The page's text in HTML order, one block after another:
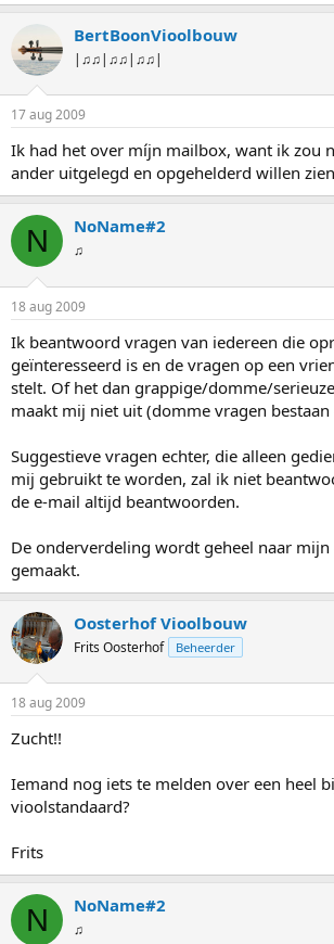
BertBoonVioolbouw
|♫♫|♫♫|♫♫|
17 aug 2009
Ik had het over míjn mailbox, want ik zou
ander uitgelegd en opgehelderd willen
N NoName#2
♫
18 aug 2009
Ik beantwoord vragen van iedereen die
geïnteresseerd is en de vragen op een
stelt. Of het dan grappige/domme/
maakt mij niet uit (domme vragen
Suggestieve vragen echter, die alleen
mij gebruikt te worden, zal ik niet
de e-mail altijd beantwoorden.
De onderverdeling wordt geheel naar
gemaakt.
Oosterhof Vioolbouw
Frits Oosterhof Beheerder
18 aug 2009
Zucht!!
Iemand nog iets te melden over een heel
vioolstandaard?
Frits
N NoName#2
♫